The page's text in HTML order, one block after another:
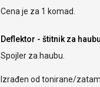
Cena je za 1 komad.
Deflektor - štitnik za
Spojler za haubu.
Izrađen od tonirane/